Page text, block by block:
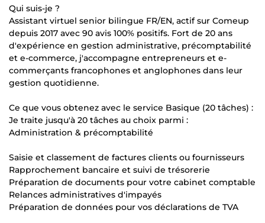
Qui suis-je ?
Assistant virtuel senior bilingue FR/EN, actif sur Comeup
depuis 2017 avec 90 avis 100% positifs. Fort de 20 ans
d'expérience en gestion administrative, précomptabilité
et e-commerce, j'accompagne entrepreneurs et e-
commerçants francophones et anglophones dans leur
gestion quotidienne.
Ce que vous obtenez avec le service Basique (20 tâches) :
Je traite jusqu'à 20 tâches au choix parmi :
Administration & précomptabilité
Saisie et classement de factures clients ou fournisseurs
Rapprochement bancaire et suivi de trésorerie
Préparation de documents pour votre cabinet comptable
Relances administratives d'impayés
Préparation de données pour vos déclarations de TVA